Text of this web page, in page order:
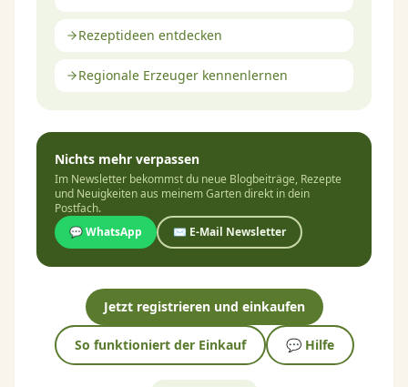
Rezeptideen entdecken
Regionale Erzeuger kennenlernen
Nichts mehr verpassen
Im Newsletter bekommst du neue Blogbeiträge, Rezepte
und Neuigkeiten aus meinem Garten direkt in dein
Postfach.
💬 WhatsApp
✉️ E-Mail Newsletter
Jetzt registrieren und einkaufen
So funktioniert der Einkauf 💬 Hilfe